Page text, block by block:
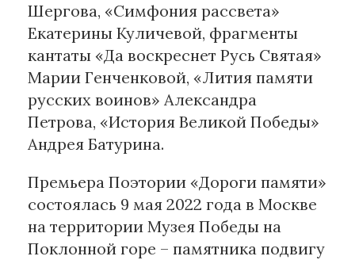
Шергова, «Симфония рассвета»
Екатерины Куличевой, фрагменты
кантаты «Да воскреснет Русь Святая»
Марии Генченковой, «Лития памяти
русских воинов» Александра
Петрова, «История Великой Победы»
Андрея Батурина.
Премьера Поэтории «Дороги памяти»
состоялась 9 мая 2022 года в Москве
на территории Музея Победы на
Поклонной горе – памятника подвигу